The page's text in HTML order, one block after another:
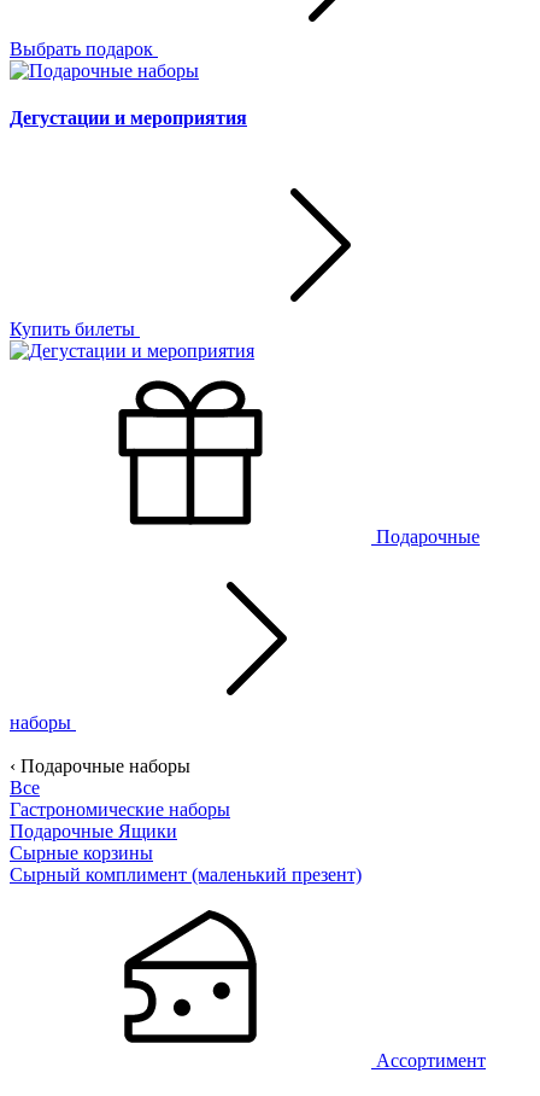
Выбрать подарок
Дегустации и мероприятия
Купить билеты
Подарочные
наборы
‹ Подарочные наборы
Все
Гастрономические наборы
Подарочные Ящики
Сырные корзины
Сырный комплимент (маленький презент)
Ассортимент